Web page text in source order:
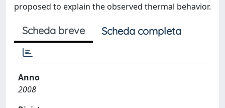
proposed to explain the observed thermal behavior.
Scheda breve Scheda completa
Anno
2008